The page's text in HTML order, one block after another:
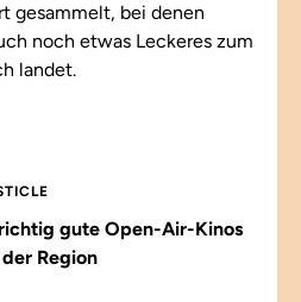
gesammelt, bei denen
noch etwas Leckeres zum
landet.
gute Open-Air-Kinos
Region